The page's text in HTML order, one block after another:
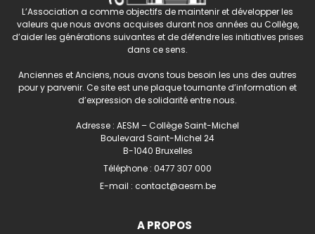
L’Association a comme objectifs de maintenir et développer les
valeurs que nous avons acquises durant nos années au Collège,
d’aider les générations suivantes et de défendre les initiatives prises
dans ce sens.
Anciennes et Anciens, nous avons tous besoin les uns des autres
pour y parvenir. Ce site est une plaque tournante d’information et
d’expression de solidarité entre nous.
Adresse : AESM – Collège Saint-Michel
Boulevard Saint-Michel 24
B-1040 Bruxelles
Téléphone : 0477 307 000
E-mail : contact@aesm.be
A PROPOS